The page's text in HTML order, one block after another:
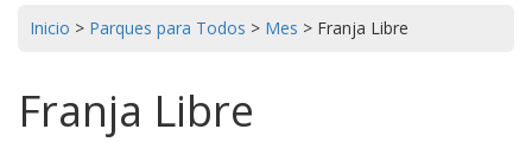
Inicio > Parques para Todos > Mes > Franja Libre
Franja Libre